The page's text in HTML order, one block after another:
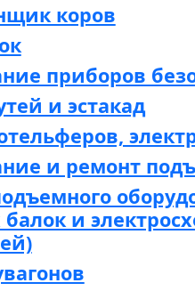
коров
приборов
и эстакад
и ремонт
и